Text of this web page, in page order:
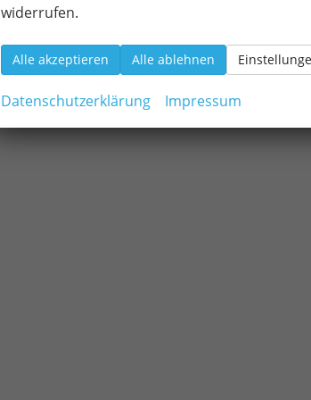
widerrufen.
Alle akzeptieren Alle ablehnen
Datenschutzerklärung Impressum